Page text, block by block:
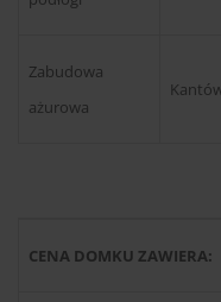
Zabudowa
ażurowa
CENA DOMKU ZAWIERA: